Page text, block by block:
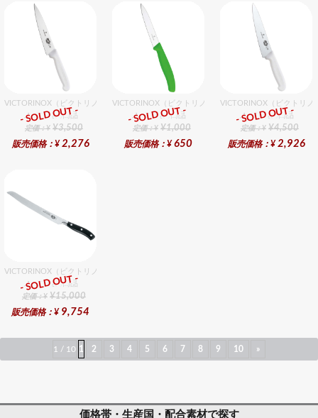
VICTORINOX（ビクトリノックス） ペティナイフ WH 15cm
スイス製の商品
定価：¥ ¥3,500
販売価格：¥ 2,276
- SOLD OUT -
VICTORINOX（ビクトリノックス） ペティーナイフ gN
スイス製の商品
定価：¥ ¥1,000
販売価格：¥ 650
- SOLD OUT -
VICTORINOX（ビクトリ
スイス製の商品
定価：¥ ¥4,500
販売価格：¥ 2,926
- SOLD OUT -
VICTORINOX（ビクトリノックス） ブレッドナイフ
スイス製の商品
定価：¥ ¥15,000
販売価格：¥ 9,754
- SOLD OUT -
1 / 10 1 2 3 4 5 6 7 8 9 10 »
価格帯・生産国・配合素材で探す